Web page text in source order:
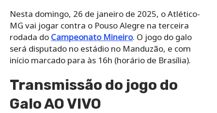
Nesta domingo, 26 de janeiro de 2025, o Atlético-
MG vai jogar contra o Pouso Alegre na terceira
rodada do Campeonato Mineiro. O jogo do galo
será disputado no estádio no Manduzão, e com
início marcado para às 16h (horário de Brasília).
Transmissão do jogo do
Galo AO VIVO